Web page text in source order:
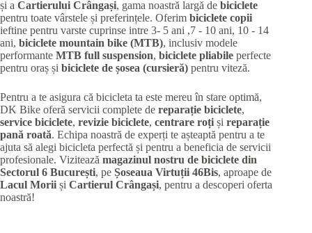
și a Cartierului Crângași, gama noastră largă de biciclete
pentru toate vârstele și preferințele. Oferim biciclete copii
ieftine pentru varste cuprinse intre 3- 5 ani ,7 - 10 ani, 10 - 14
ani, biciclete mountain bike (MTB), inclusiv modele
performante MTB full suspension, biciclete pliabile perfecte
pentru oraș și biciclete de șosea (cursieră) pentru viteză.
Pentru a te asigura că bicicleta ta este mereu în stare optimă,
DK Bike oferă servicii complete de reparație biciclete,
service biciclete, revizie biciclete, centrare roți și reparație
pană roată. Echipa noastră de experți te așteaptă pentru a te
ajuta să alegi bicicleta perfectă și pentru a beneficia de servicii
profesionale. Vizitează magazinul nostru de biciclete din
Sectorul 6 București, pe Șoseaua Virtuții 46Bis, aproape de
Lacul Morii și Cartierul Crângași, pentru a descoperi oferta
noastră!